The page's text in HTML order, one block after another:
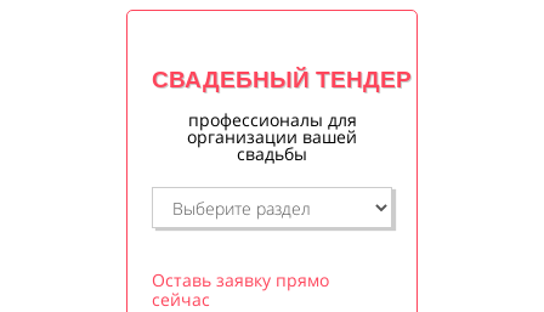
СВАДЕБНЫЙ ТЕНДЕР
профессионалы для
организации вашей
свадьбы
Оставь заявку прямо
сейчас